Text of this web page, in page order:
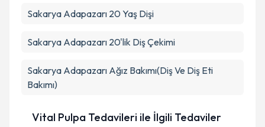
Sakarya Adapazarı 20 Yaş Dişi
Sakarya Adapazarı 20'lik Diş Çekimi
Sakarya Adapazarı Ağız Bakımı(Diş Ve Diş Eti
Bakımı)
Vital Pulpa Tedavileri ile İlgili Tedaviler